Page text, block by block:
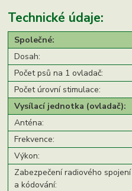
Technické údaje:
Společné:
Dosah:
Počet psů na 1 ovladač:
Počet úrovní stimulace:
Vysílací jednotka (ovladač):
Anténa:
Frekvence:
Výkon:
Zabezpečení radiového spojení
a kódování: